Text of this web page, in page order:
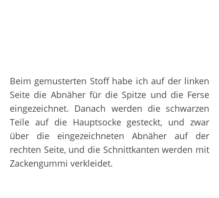
Beim gemusterten Stoff habe ich auf der linken
Seite die Abnäher für die Spitze und die Ferse
eingezeichnet. Danach werden die schwarzen
Teile auf die Hauptsocke gesteckt, und zwar
über die eingezeichneten Abnäher auf der
rechten Seite, und die Schnittkanten werden mit
Zackengummi verkleidet.